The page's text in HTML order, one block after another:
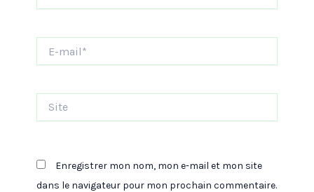
mail*
Enregistrer mon nom, mon e-mail et mon site
dans le navigateur pour mon prochain commentaire.